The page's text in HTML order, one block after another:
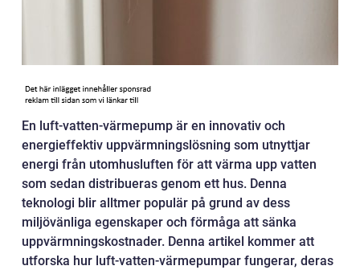
En luft-vatten-värmepump är en innovativ och
energieffektiv uppvärmningslösning som utnyttjar
energi från utomhusluften för att värma upp vatten
som sedan distribueras genom ett hus. Denna
teknologi blir alltmer populär på grund av dess
miljövänliga egenskaper och förmåga att sänka
uppvärmningskostnader. Denna artikel kommer att
utforska hur luft-vatten-värmepumpar fungerar, deras